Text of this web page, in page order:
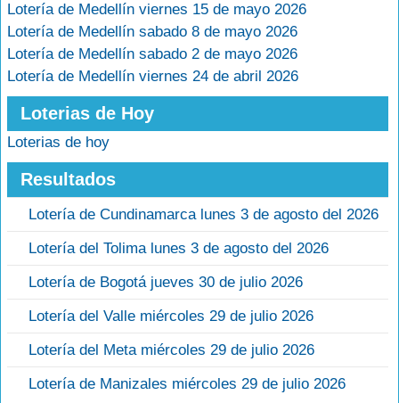
Lotería de Medellín viernes 15 de mayo 2026
Lotería de Medellín sabado 8 de mayo 2026
Lotería de Medellín sabado 2 de mayo 2026
Lotería de Medellín viernes 24 de abril 2026
Loterias de Hoy
Loterias de hoy
Resultados
Lotería de Cundinamarca lunes 3 de agosto del 2026
Lotería del Tolima lunes 3 de agosto del 2026
Lotería de Bogotá jueves 30 de julio 2026
Lotería del Valle miércoles 29 de julio 2026
Lotería del Meta miércoles 29 de julio 2026
Lotería de Manizales miércoles 29 de julio 2026